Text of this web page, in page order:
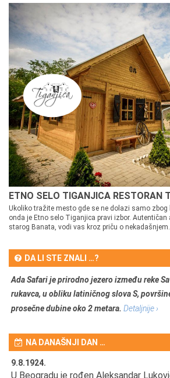
ETNO SELO TIGANJICA RESTORAN
Ukoliko tražite mesto gde se ne dolazi samo zbog
onda je Etno selo Tiganjica pravi izbor. Autentičan
starog Banata, vodi vas kroz priču o nekadašnjem...
DA LI STE ZNALI …?
Ada Safari je prirodno jezero između reke
rukavca, u obliku latiničnog slova S,
prosečne dubine oko 2 metara. Detaljnije ›
NA DANAŠNJI DAN …
9.8.1924.
U Beogradu je rođen Aleksandar